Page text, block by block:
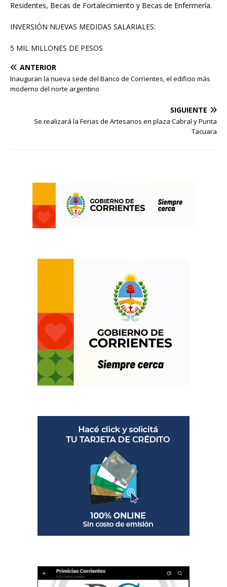
Residentes, Becas de Fortalecimiento y Becas de Enfermería.
INVERSIÓN NUEVAS MEDIDAS SALARIALES:
5 MIL MILLONES DE PESOS
ANTERIOR
Inauguran la nueva sede del Banco de Corrientes, el edificio más
moderno del norte argentino
SIGUIENTE
Se realizará la Ferias de Artesanos en plaza Cabral y Punta
Tacuara